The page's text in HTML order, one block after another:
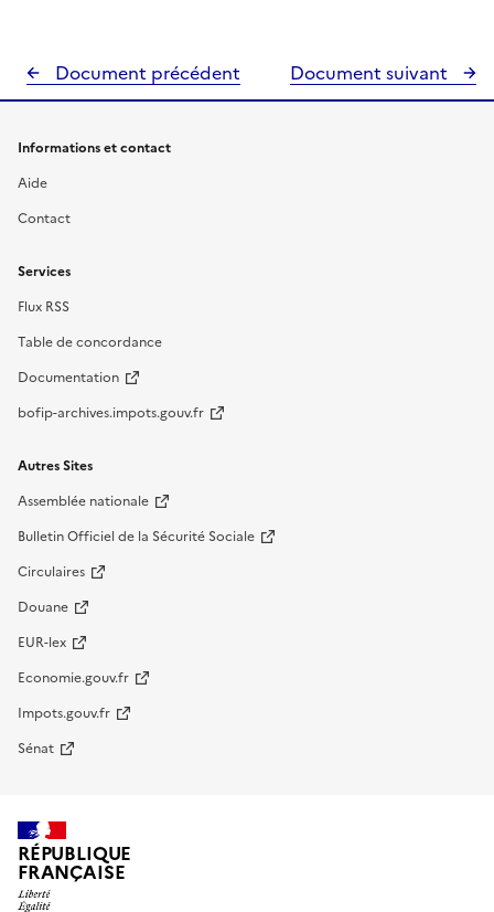
Document précédent Document suivant
Informations et contact
Aide
Contact
Services
Flux RSS
Table de concordance
Documentation
bofip-archives.impots.gouv.fr
Autres Sites
Assemblée nationale
Bulletin Officiel de la Sécurité Sociale
Circulaires
Douane
EUR-lex
Economie.gouv.fr
Impots.gouv.fr
Sénat
RÉPUBLIQUE
FRANÇAISE